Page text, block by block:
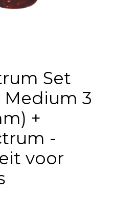
Set
Medium 3
+
-
voor